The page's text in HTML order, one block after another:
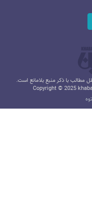
با ذکر منبع بلامانع است.
Copyright © 2025